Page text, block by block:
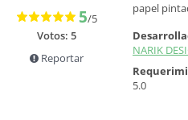
papel
5/5
Votos: 5
Reportar
NARIK
5.0